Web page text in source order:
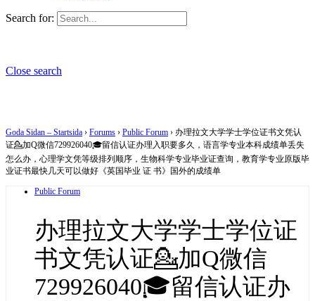
Search for:
Close search
Goda Sidan – Startsida › Forums › Public Forum › 办理拉文大学学士学位证书文凭认
证💁加Q微信729926040🎓留信认证办理入职要多久，语言学专业本科成绩单丢失
怎么办，心理学文凭等级排列顺序，生物科学专业毕业证查询，教育学专业原版毕
业证书最快几天可以做好《英国毕业 证 书》国外的成绩单
Public Forum
办理拉文大学学士学位证
书文凭认证💁加Q微信
729926040🎓留信认证办